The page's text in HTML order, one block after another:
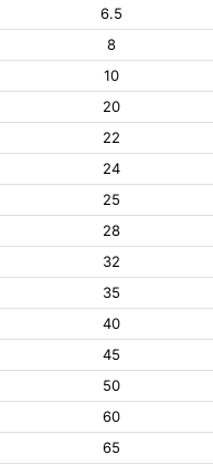
6.5
8
10
20
22
24
25
28
32
35
40
45
50
60
65